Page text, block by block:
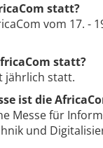
statt?
vom 17. -
statt?
jährlich statt.
ist die
Messe für
und